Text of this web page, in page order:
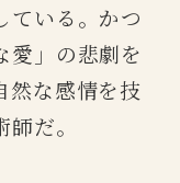
ている。かつ
愛」の悲劇を
然な感情を技
だ。